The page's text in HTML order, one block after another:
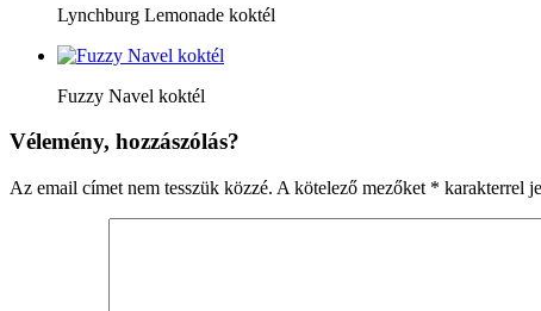
Lynchburg Lemonade koktél
Fuzzy Navel koktél
Vélemény, hozzászólás?
Az email címet nem tesszük közzé. A kötelező mezőket * karakterrel